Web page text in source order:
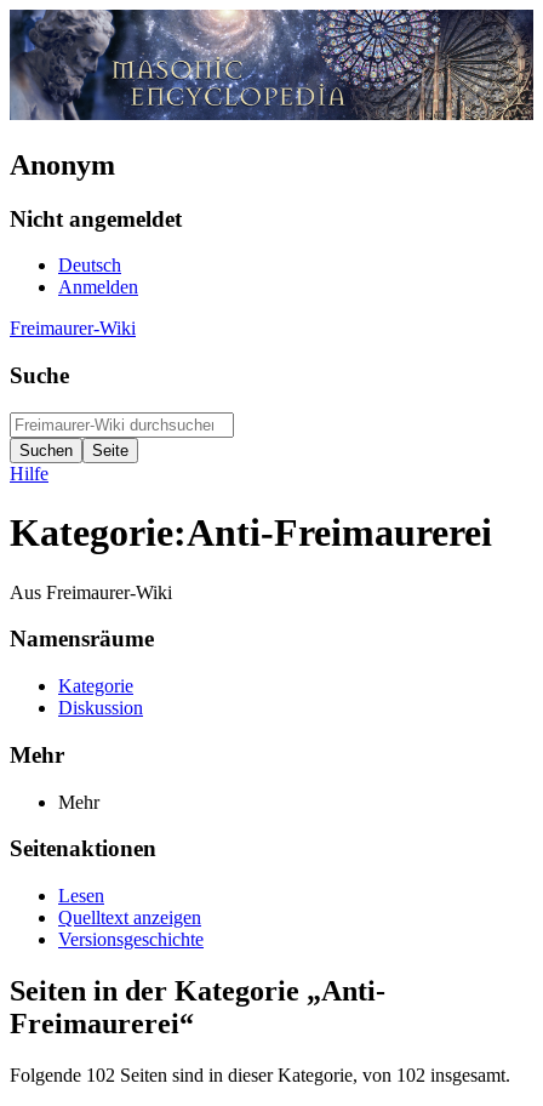
Anonym
Nicht angemeldet
Deutsch
Anmelden
Freimaurer-Wiki
Suche
Hilfe
Kategorie:Anti-Freimaurerei
Aus Freimaurer-Wiki
Namensräume
Kategorie
Diskussion
Mehr
Mehr
Seitenaktionen
Lesen
Quelltext anzeigen
Versionsgeschichte
Seiten in der Kategorie „Anti-
Freimaurerei“
Folgende 102 Seiten sind in dieser Kategorie, von 102 insgesamt.